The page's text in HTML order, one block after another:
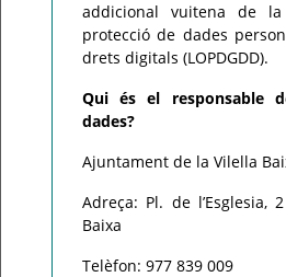
addicional vuitena de
protecció de dades
drets digitals (LOPDGDD).
Qui és el responsable
dades?
Ajuntament de la Vilella
Adreça: Pl. de l’Esglesia,
Baixa
Telèfon: 977 839 009